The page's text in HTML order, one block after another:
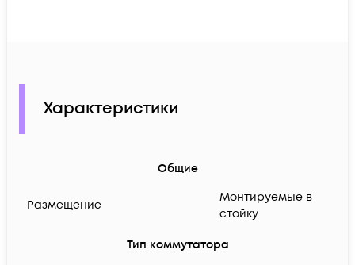
Характеристики
Общие
Размещение
Монтируемые в
стойку
Тип коммутатора